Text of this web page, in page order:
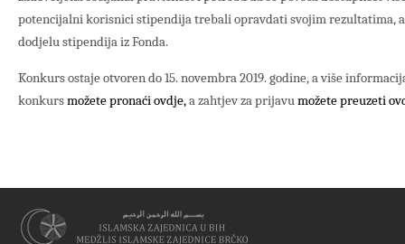
potencijalni korisnici stipendija trebali opravdati svojim rezultatima, a
dodjelu stipendija iz Fonda.
Konkurs ostaje otvoren do 15. novembra 2019. godine, a više
konkursmožete pronaći ovdje,a zahtjev za prijavumožete preuzeti